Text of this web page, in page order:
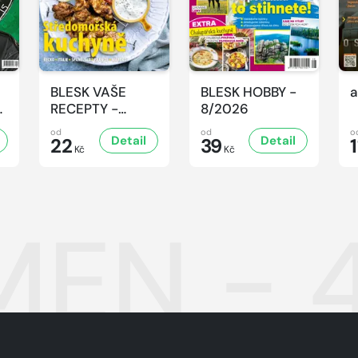
BLESK VAŠE
RECEPTY -
8/2026
od
22 Kč
Detail
BLESK HOBBY -
8/2026
od
39 Kč
Detail
-